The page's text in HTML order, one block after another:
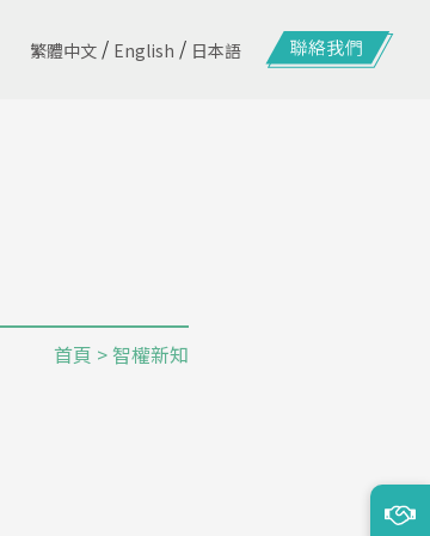
繁體中文 / English / 日本語
首頁 > 智權新知